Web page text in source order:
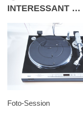
INTERESSANT …
Foto-Session